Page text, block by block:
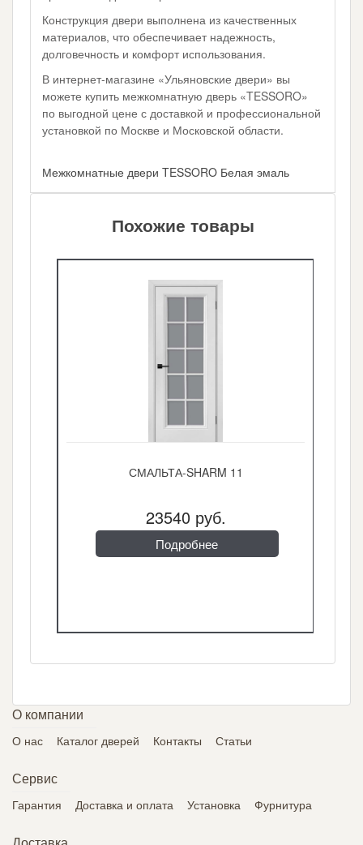
Конструкция двери выполнена из качественных
материалов, что обеспечивает надежность,
долговечность и комфорт использования.
В интернет-магазине «Ульяновские двери» вы
можете купить межкомнатную дверь «TESSORO»
по выгодной цене с доставкой и профессиональной
установкой по Москве и Московской области.
Межкомнатные двери TESSORO Белая эмаль
Похожие товары
СМАЛЬТА-SHARM 11
23540 руб.
Подробнее
О компании
О нас Каталог дверей Контакты Статьи
Сервис
Гарантия Доставка и оплата Установка Фурнитура